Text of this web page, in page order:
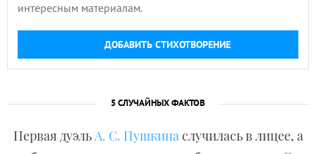
интересным материалам.
ДОБАВИТЬ СТИХОТВОРЕНИЕ
5 СЛУЧАЙНЫХ ФАКТОВ
Первая дуэльА. С. Пушкинаслучилась в лицее, а